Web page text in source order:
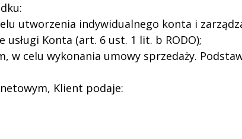
utworzenia indywidualnego konta i
Konta (art. 6 ust. 1 lit. b RODO);
w celu wykonania umowy sprzedaży.
Klient podaje: